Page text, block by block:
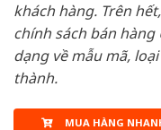
khách hàng. Trên
chính sách bán hàng
dạng về mẫu mã,
thành.
MUA HÀNG